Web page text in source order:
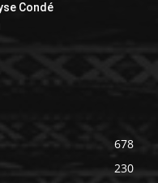
Condé
678
230